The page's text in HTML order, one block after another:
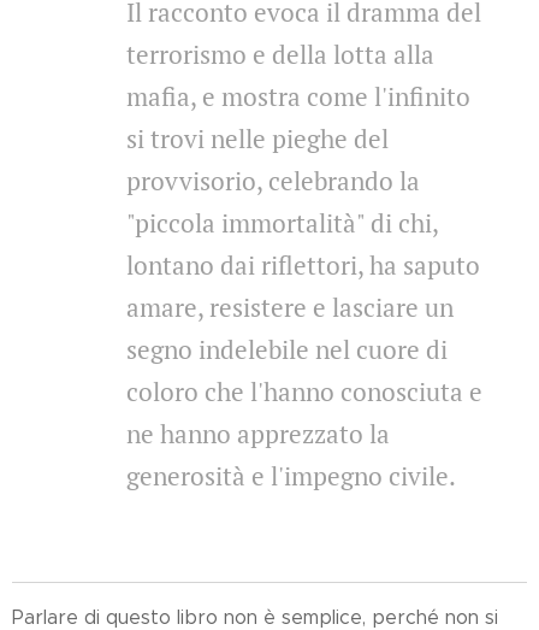
Il racconto evoca il dramma del
terrorismo e della lotta alla
mafia, e mostra come l'infinito
si trovi nelle pieghe del
provvisorio, celebrando la
"piccola immortalità" di chi,
lontano dai riflettori, ha saputo
amare, resistere e lasciare un
segno indelebile nel cuore di
coloro che l'hanno conosciuta e
ne hanno apprezzato la
generosità e l'impegno civile.
Parlare di questo libro non è semplice, perché non si